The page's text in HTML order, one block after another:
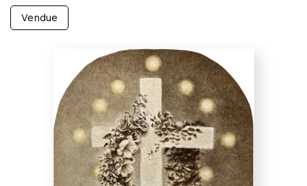
Vendue